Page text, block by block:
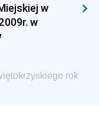
i
L
w
w
rok